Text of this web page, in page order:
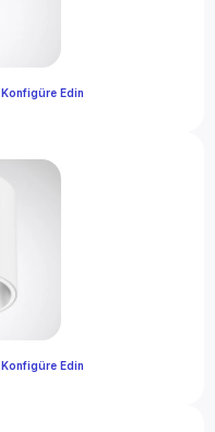
Konfigüre Edin
Konfigüre Edin